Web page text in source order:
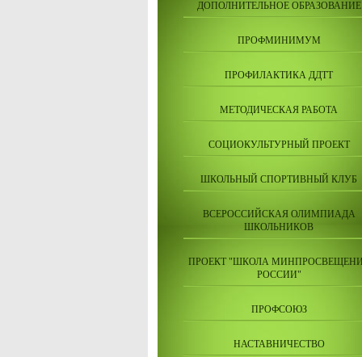
ДОПОЛНИТЕЛЬНОЕ ОБРАЗОВАНИЕ
ПРОФМИНИМУМ
ПРОФИЛАКТИКА ДДТТ
МЕТОДИЧЕСКАЯ РАБОТА
СОЦИОКУЛЬТУРНЫЙ ПРОЕКТ
ШКОЛЬНЫЙ СПОРТИВНЫЙ КЛУБ
ВСЕРОССИЙСКАЯ ОЛИМПИАДА
ШКОЛЬНИКОВ
ПРОЕКТ "ШКОЛА
РОССИИ"
ПРОФСОЮЗ
НАСТАВНИЧЕСТВО